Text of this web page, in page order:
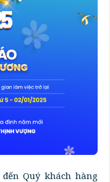
Quý khách hàng